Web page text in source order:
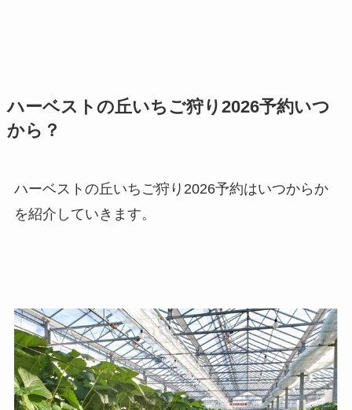
ハーベストの丘いちご狩り2026予約いつ
から？
ハーベストの丘いちご狩り2026予約はいつからか
を紹介していきます。